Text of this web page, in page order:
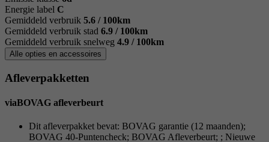
Energie label C
Gemiddeld verbruik 5.6 / 100km
Gemiddeld verbruik stad 6.9 / 100km
Gemiddeld verbruik snelweg 4.9 / 100km
Alle opties en accessoires
Afleverpakketten
viaBOVAG afleverbeurt
Dit afleverpakket bevat: BOVAG garantie (12 maanden);
BOVAG 40-Puntencheck; BOVAG Afleverbeurt; ; Nieuwe